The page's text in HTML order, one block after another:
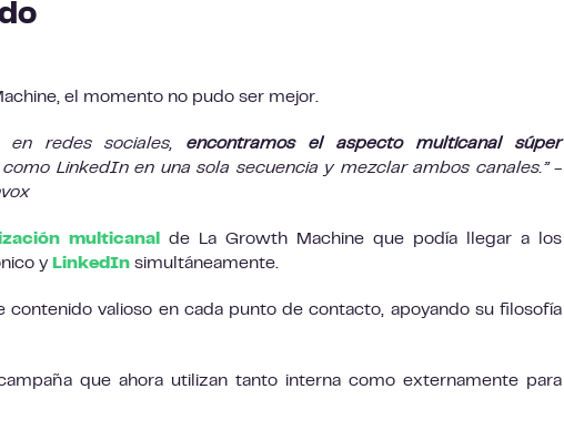
el momento no pudo ser mejor.
en redes sociales,encontramos el aspecto multicanal súper
LinkedIn en una sola secuencia y mezclar ambos canales.” -
multicanal
de La Growth Machine que podía llegar a los
y LinkedIn simultáneamente.
contenido valioso en cada punto de contacto, apoyando su filosofía
que ahora utilizan tanto interna como externamente para